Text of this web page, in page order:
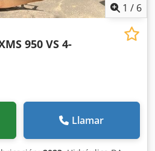
1 / 6
950 VS 4-
Llamar